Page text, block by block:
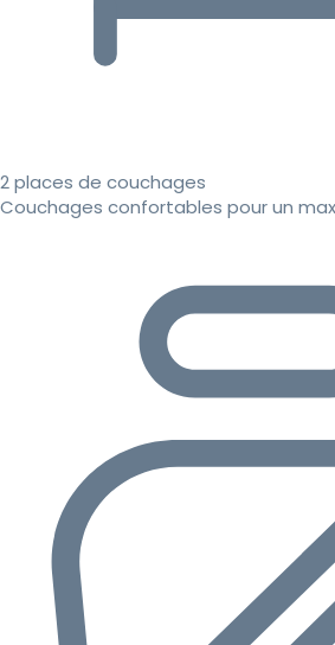
2 places de couchages
Couchages confortables pour un